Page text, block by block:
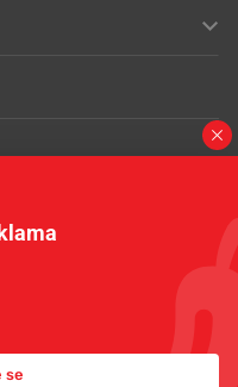
se